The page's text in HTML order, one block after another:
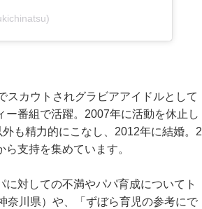
スカウトされグラビアアイドルとして
番組で活躍。2007年に活動を休止し
も精力的にこなし、2012年に結婚。2
支持を集めています。
対しての不満やパパ育成についてト
奈川県）や、「ずぼら育児の参考にで